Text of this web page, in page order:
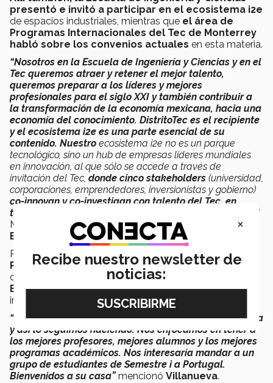
presentó e invitó a participar en el ecosistema i2e
de espacios industriales, mientras que el área de
Programas Internacionales del Tec de Monterrey
habló sobre los convenios actuales en esta materia.
“Nosotros en la Escuela de Ingeniería y Ciencias y en el
Tec queremos atraer y retener el mejor talento,
queremos preparar a los líderes y mejores
profesionales para el siglo XXI y también contribuir a
la transformación de la economía mexicana, hacia una
economía del conocimiento. DistritoTec es el recipiente
y el ecosistema i2e es una parte esencial de su
contenido. Nuestro ecosistema i2e no es un parque
tecnológico, sino un hub de empresas líderes mundiales
en innovación, al que sólo se accede a través de
invitación del Tec, donde cinco stakeholders (universidad,
corporaciones, emprendedores, inversionistas y gobierno)
co-innovan y co-investigan con talento del Tec, en
tecnologías y proyectos transformadores del siglo XXI
”
Mónica Martínez,directora de Vinculación
Estratégica de la EIC.
Por su lado,Patricia Montaño, directora de
Prospectiva Internacional y Carlos Villanueva,
director de
Relaciones Internacionales
Estratégicasofrecieron la visión del Tec en
internacionalización.
“En el Tec de Monterrey nacimos pegados a la industria
y así lo seguimos haciendo. Nos enfocamos en tener a
los mejores profesores, mejores alumnos y los mejores
programas académicos. Nos interesaría mandar a un
grupo de estudiantes de Semestre i a Portugal.
Bienvenidos a su casa” mencionó Villanueva.
×
Recibe nuestro newsletter de
noticias: